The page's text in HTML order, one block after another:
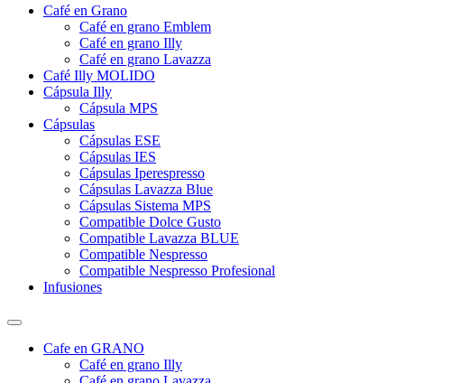
Café en Grano
Café en grano Emblem
Café en grano Illy
Café en grano Lavazza
Café Illy MOLIDO
Cápsula Illy
Cápsula MPS
Cápsulas
Cápsulas ESE
Cápsulas IES
Cápsulas Iperespresso
Cápsulas Lavazza Blue
Cápsulas Sistema MPS
Compatible Dolce Gusto
Compatible Lavazza BLUE
Compatible Nespresso
Compatible Nespresso Profesional
Infusiones
Cafe en GRANO
Café en grano Illy